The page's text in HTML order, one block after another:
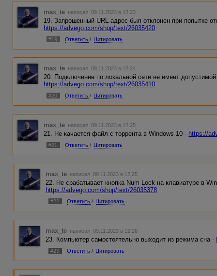
max_te написал 09.11.2023 в 12:23
19. Запрошенный URL-адрес был отклонен при попытке
https://advego.com/shop/text/26035420
#19 Ответить / Цитировать
max_te написал 09.11.2023 в 12:24
20. Подключение по локальной сети не имеет
https://advego.com/shop/text/26035410
#20 Ответить / Цитировать
max_te написал 09.11.2023 в 12:25
21. Не качается файл с торрента в Windows 10 - https://
#21 Ответить / Цитировать
max_te написал 09.11.2023 в 12:25
22. Не срабатывает кнопка Num Lock на клавиатуре в
https://advego.com/shop/text/26035378
#22 Ответить / Цитировать
max_te написал 09.11.2023 в 12:26
23. Компьютер самостоятельно выходит из режима сна -
#23 Ответить / Цитировать